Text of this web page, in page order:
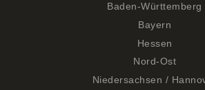
Baden-Württemberg
Bayern
Hessen
Nord-Ost
Niedersachsen /